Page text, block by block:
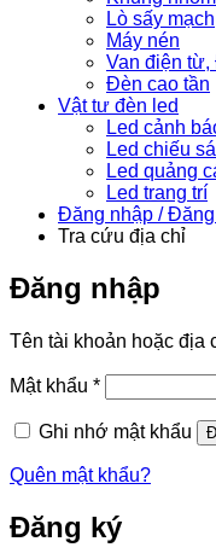
Lò sấy mạch
Máy nén
Van điện
Đèn cao tần
Vật tư đèn led
Led cảnh
Led chiếu
Led quảng
Led trang trí
Đăng nhập /
Tra cứu địa chỉ
Đăng nhập
Tên tài khoản hoặc địa
Mật khẩu *Bắt
buộc
Ghi nhớ mật khẩu
Quên mật khẩu?
Đăng ký